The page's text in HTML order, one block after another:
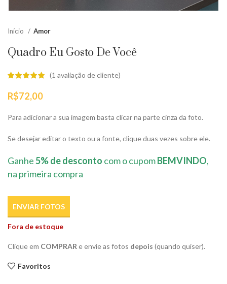
Início Amor
Quadro Eu Gosto De Você
(1 avaliação de cliente)
R$72,00
Para adicionar a sua imagem basta clicar na parte cinza da foto.
Se desejar editar o texto ou a fonte, clique duas vezes sobre ele.
Ganhe5% de desconto com o cupomBEMVINDO,
na primeira compra
ENVIAR FOTOS
Fora de estoque
Clique em COMPRAR e envie as fotos depois (quando quiser).
Favoritos